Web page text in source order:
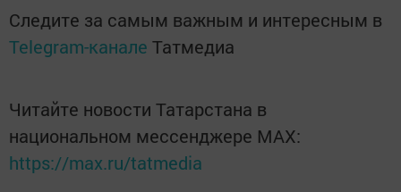
Следите за самым важным и интересным в
Telegram-канале Татмедиа
Читайте новости Татарстана в
национальном мессенджере MАХ:
https://max.ru/tatmedia